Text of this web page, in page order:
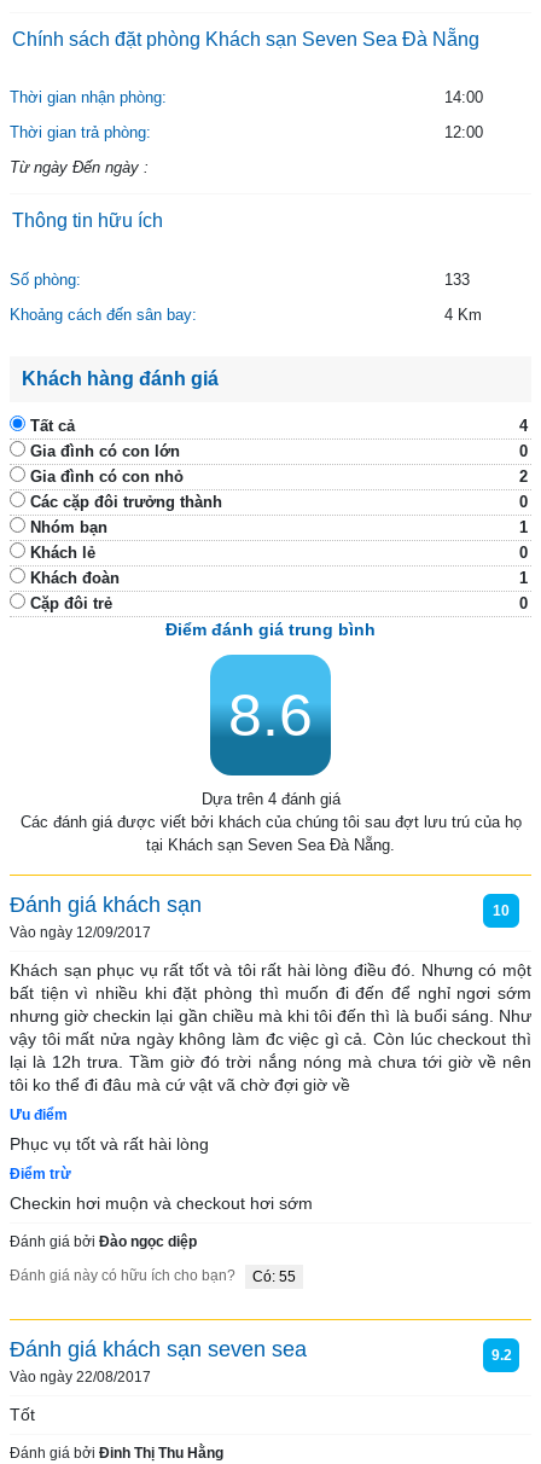
Chính sách đặt phòng Khách sạn Seven Sea Đà Nẵng
Thời gian nhận phòng:
14:00
Thời gian trả phòng:
12:00
Từ ngày Đến ngày :
Thông tin hữu ích
Số phòng:
133
Khoảng cách đến sân bay:
4 Km
Khách hàng đánh giá
Tất cả
4
Gia đình có con lớn
0
Gia đình có con nhỏ
2
Các cặp đôi trưởng thành
0
Nhóm bạn
1
Khách lẻ
0
Khách đoàn
1
Cặp đôi trẻ
0
Điểm đánh giá trung bình
8.6
Dựa trên 4 đánh giá
Các đánh giá được viết bởi khách của chúng tôi sau đợt lưu trú của họ
tại Khách sạn Seven Sea Đà Nẵng.
Đánh giá khách sạn
Vào ngày 12/09/2017
10
Khách sạn phục vụ rất tốt và tôi rất hài lòng điều đó. Nhưng có một
bất tiện vì nhiều khi đặt phòng thì muốn đi đến để nghỉ ngơi sớm
nhưng giờ checkin lại gần chiều mà khi tôi đến thì là buổi sáng. Như
vậy tôi mất nửa ngày không làm đc việc gì cả. Còn lúc checkout thì
lại là 12h trưa. Tầm giờ đó trời nắng nóng mà chưa tới giờ về nên
tôi ko thể đi đâu mà cứ vật vã chờ đợi giờ về
Ưu điểm
Phục vụ tốt và rất hài lòng
Điểm trừ
Checkin hơi muộn và checkout hơi sớm
Đánh giá bởi Đào ngọc diệp
Đánh giá này có hữu ích cho bạn?
Có: 55
Đánh giá khách sạn seven sea
Vào ngày 22/08/2017
9.2
Tốt
Đánh giá bởi Đinh Thị Thu Hằng